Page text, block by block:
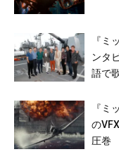
『ミ
ンタ
語で
『ミ
の
圧巻